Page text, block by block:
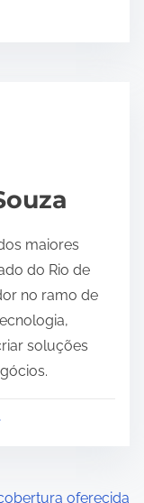
maiores
do Rio de
no ramo de
soluções
oferecida